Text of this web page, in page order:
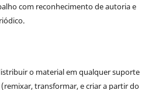
com reconhecimento de autoria e
o material em qualquer suporte
transformar, e criar a partir do